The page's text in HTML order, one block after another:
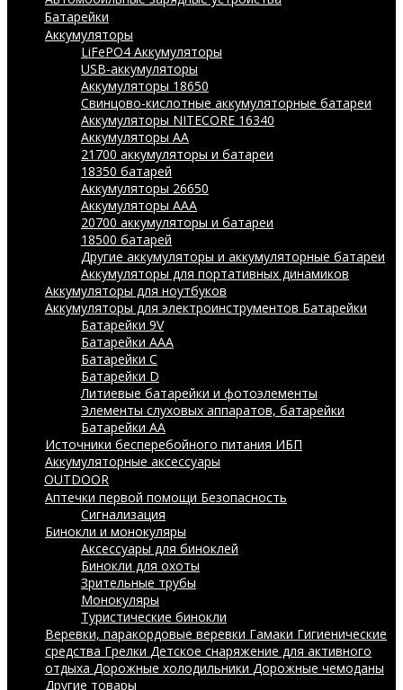
Батарейки
Аккумуляторы
LiFePO4 Аккумуляторы
USB-аккумуляторы
Аккумуляторы 18650
Свинцово-кислотные аккумуляторные батареи
Аккумуляторы NITECORE 16340
Аккумуляторы АА
21700 аккумуляторы и батареи
18350 батарей
Аккумуляторы 26650
Аккумуляторы ААА
20700 аккумуляторы и батареи
18500 батарей
Другие аккумуляторы и аккумуляторные батареи
Аккумуляторы для портативных динамиков
Аккумуляторы для ноутбуков
Аккумуляторы для электроинструментов Батарейки
Батарейки 9V
Батарейки AAA
Батарейки C
Батарейки D
Литиевые батарейки и фотоэлементы
Элементы слуховых аппаратов, батарейки
Батарейки AA
Источники бесперебойного питания ИБП
Аккумуляторные аксессуары
OUTDOOR
Аптечки первой помощи Безопасность
Сигнализация
Бинокли и монокуляры
Аксессуары для биноклей
Бинокли для охоты
Зрительные трубы
Монокуляры
Туристические бинокли
Веревки, паракордовые веревки Гамаки Гигиенические
средства Грелки Детское снаряжение для активного
отдыха Дорожные холодильники Дорожные чемоданы
Другие товары